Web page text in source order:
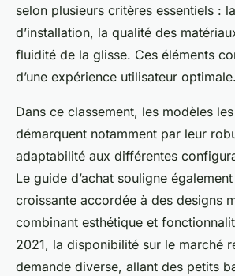
selon plusieurs critères essentiels :
d’installation, la qualité des
fluidité de la glisse. Ces éléments
d’une expérience utilisateur optimale.
Dans ce classement, les modèles
démarquent notamment par leur
adaptabilité aux différentes
Le guide d’achat souligne
croissante accordée à des designs
combinant esthétique et
2021, la disponibilité sur le marché
demande diverse, allant des petits